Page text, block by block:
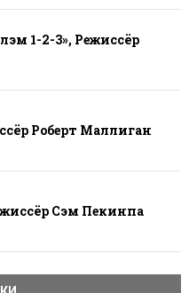
1-2-3», Режиссёр
Роберт Маллиган
Сэм Пекинпа